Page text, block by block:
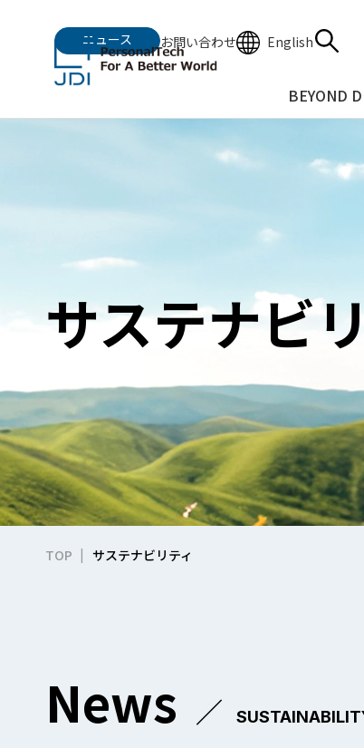
ニュース お問い合わせ English
BEYOND
サステナビ
TOP サステナビリティ
News ／